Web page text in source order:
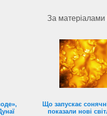
За матеріалами
Що запускає
показали нові